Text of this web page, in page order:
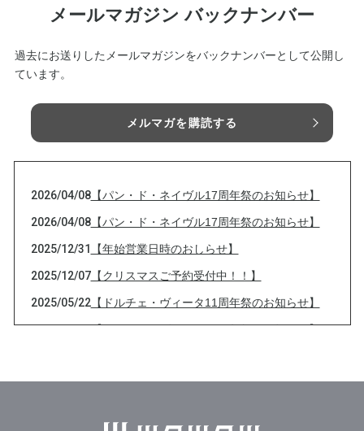
メールマガジン バックナンバー
過去にお送りしたメールマガジンをバックナンバーとして公開し
ています。
メルマガを購読する
2026/04/08【パン・ド・ネイヴル17周年祭のお知らせ】
2026/04/08【パン・ド・ネイヴル17周年祭のお知らせ】
2025/12/31 【年始営業日時のおしらせ】
2025/12/07【クリスマスご予約受付中！！】
2025/05/22【ドルチェ・ヴィータ11周年祭のお知らせ】
2025/05/22【ドルチェ・ヴィータ11周年祭のお知らせ】
め切りまであと2日！！！